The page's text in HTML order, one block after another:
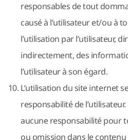
responsables de tout
causé à l’utilisateur et/ou à
l’utilisation par l’utilisateur,
indirectement, des
l’utilisateur à son égard.
L’utilisation du site internet
responsabilité de l’utilisateur.
aucune responsabilité pour
ou omission dans le contenu